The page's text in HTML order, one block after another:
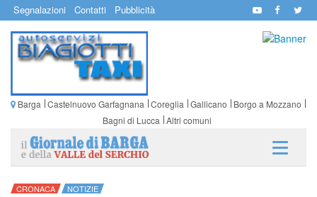
Segnalazioni Contatti Pubblicità
Barga Castelnuovo Garfagnana Coreglia Gallicano
Borgo a Mozzano
Bagni di Lucca Altri comuni
CRONACA NOTIZIE